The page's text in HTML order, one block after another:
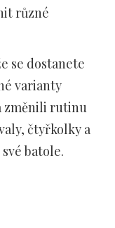
různé
se dostanete
varianty
změnili rutinu
čtyřkolky a
batole.